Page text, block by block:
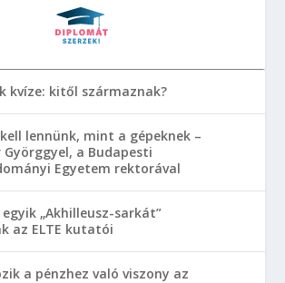
kvíze: kitől származnak?
lennünk, mint a gépeknek –
a Budapesti
Egyetem rektorával
„Akhilleusz-sarkát”
az ELTE kutatói
a pénzhez való viszony az